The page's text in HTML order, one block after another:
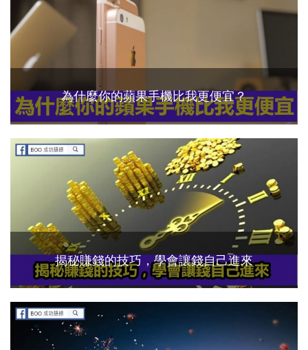
為什麼你的蘋果手機比我更便宜？
揭秘賺錢的技巧，學會讓錢自己進來